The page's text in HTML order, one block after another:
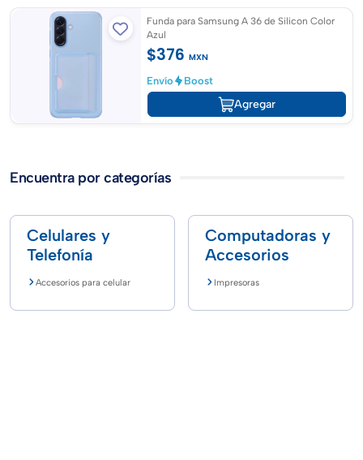
Funda para Samsung A 36 de Silicon Color
Azul
$376 MXN
Envío
Boost
Agregar
Encuentra por categorías
Celulares y
Telefonía
Accesorios para celular
Computadoras y
Accesorios
Impresoras